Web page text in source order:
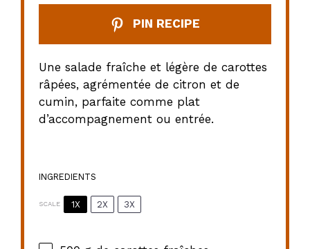
PIN RECIPE
Une salade fraîche et légère de carottes
râpées, agrémentée de citron et de
cumin, parfaite comme plat
d’accompagnement ou entrée.
INGREDIENTS
SCALE 1X 2X 3X